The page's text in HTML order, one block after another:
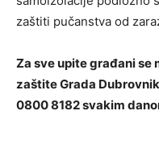
zaštiti pučanstva od
Za sve upite građani
zaštite Grada
0800 8182 svakim